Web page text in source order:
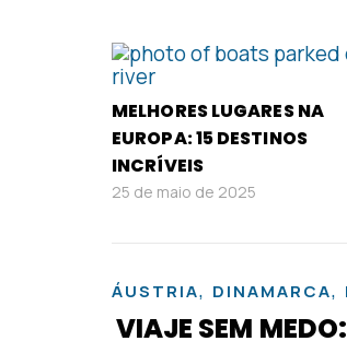
MELHORES LUGARES NA
EUROPA: 15 DESTINOS
INCRÍVEIS
25 de maio de 2025
ÁUSTRIA, DINAMARCA,
VIAJE SEM